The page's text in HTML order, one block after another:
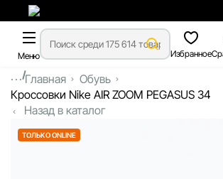
Меню Избранное
...Главная
Обувь
Кроссовки Nike AIR ZOOM PEGASUS 34
Назад в каталог
ТОЛЬКО ONLINE